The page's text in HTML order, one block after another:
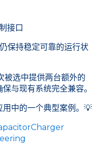
接口
保持稳定可靠的运行状
选中提供两台额外的
与现有系统完全兼容。
中的一个典型案例。💡